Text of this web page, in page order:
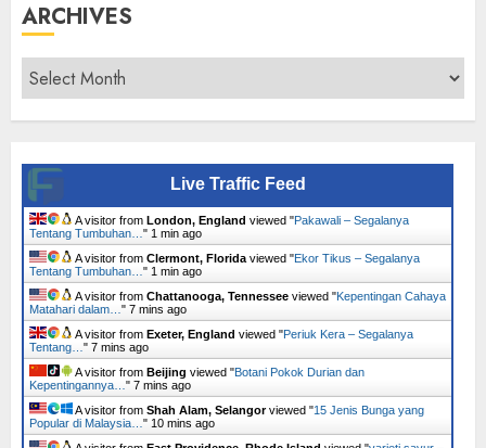
ARCHIVES
Archives
Live Traffic Feed
A visitor from London, England viewed "Pakawali – Segalanya
Tentang Tumbuhan… " 1 min ago
A visitor from Clermont, Florida viewed "Ekor Tikus – Segalanya
Tentang Tumbuhan… " 1 min ago
A visitor from Chattanooga, Tennessee viewed "Kepentingan Cahaya
Matahari dalam… " 7 mins ago
A visitor from Exeter, England viewed "Periuk Kera – Segalanya
Tentang… " 7 mins ago
A visitor from Beijing viewed "Botani Pokok Durian dan
Kepentingannya… " 7 mins ago
A visitor from Shah Alam, Selangorviewed "15 Jenis Bunga yang
Popular di Malaysia… " 10 mins ago